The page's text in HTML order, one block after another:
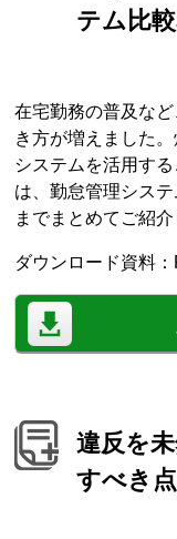
テム比
在宅勤務の普及な
き方が増えました
システムを活用す
は、勤怠管理シス
までまとめてご紹介
ダウンロード資料
違反を
すべき